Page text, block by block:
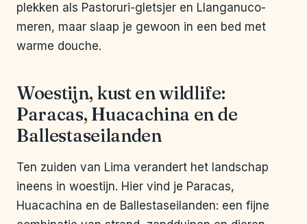
plekken als Pastoruri-gletsjer en Llanganuco-
meren, maar slaap je gewoon in een bed met
warme douche.
Woestijn, kust en wildlife:
Paracas, Huacachina en de
Ballestaseilanden
Ten zuiden van Lima verandert het landschap
ineens in woestijn. Hier vind je Paracas,
Huacachina en de Ballestaseilanden: een fijne